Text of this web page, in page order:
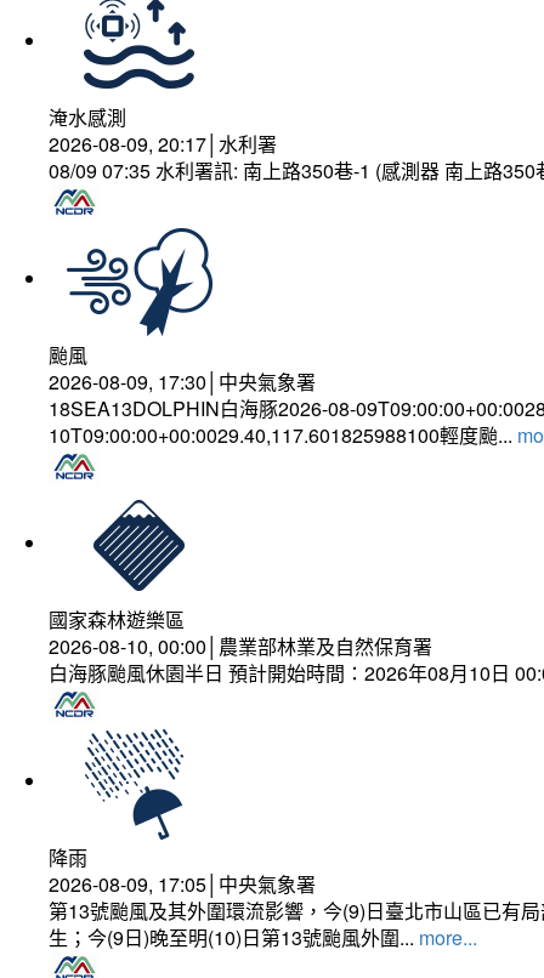
淹水感測
2026-08-09, 20:17│水利署
08/09 07:35 水利署訊: 南上路350巷-1 (感測器 南上路
颱風
2026-08-09, 17:30│中央氣象署
18SEA13DOLPHIN白海豚2026-08-
10T09:00:00+00:0029.40,117.601825988100輕度颱...
國家森林遊樂區
2026-08-10, 00:00│農業部林業及自然保育署
白海豚颱風休園半日 預計開始時間：2026年08月10日
降雨
2026-08-09, 17:05│中央氣象署
第13號颱風及其外圍環流影響，今(9)日臺北市山區已有
生；今(9日)晚至明(10)日第13號颱風外圍... more...